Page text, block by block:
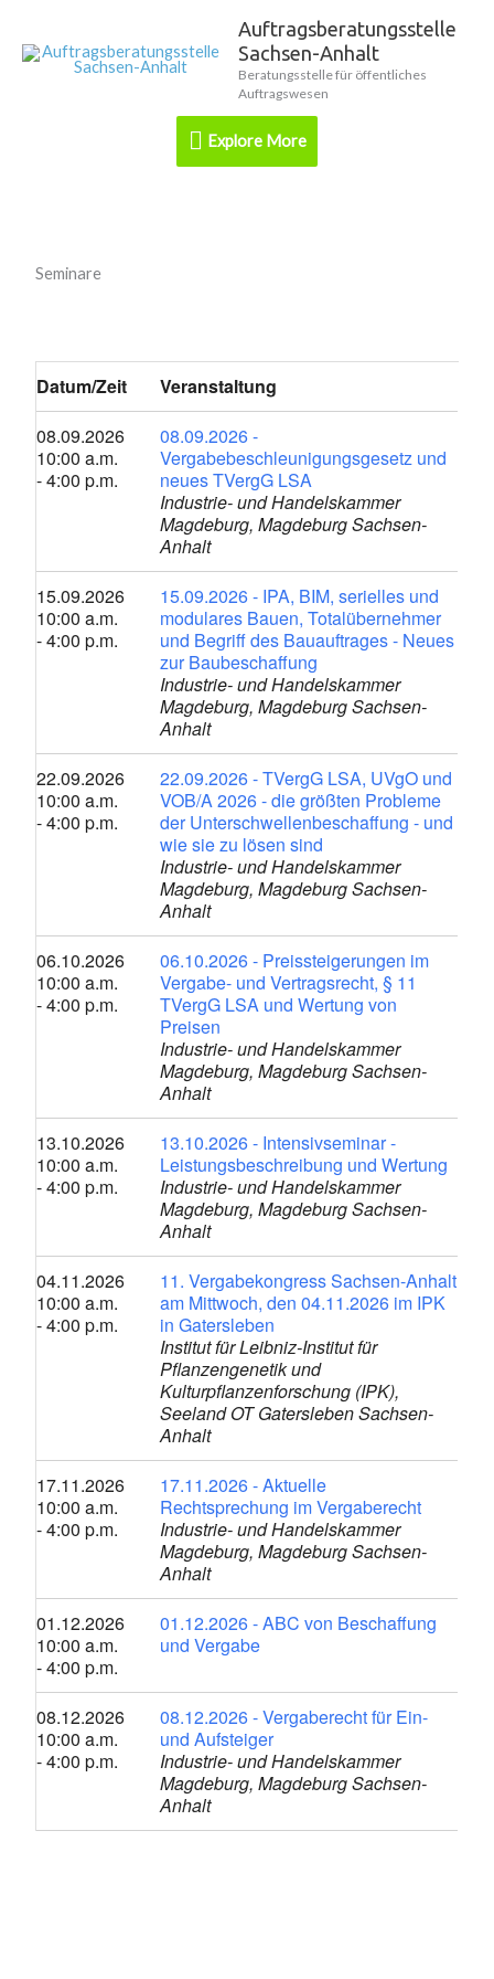
Inhalt
Auftragsberatungsstelle
Sachsen-Anhalt
Beratungsstelle für öffentliches
Auftragswesen
Explore
More
Explore More
Seminare
Datum/Zeit
Veranstaltung
08.09.2026
10:00 a.m.
- 4:00 p.m.
08.09.2026 -
Vergabebeschleunigungsgesetz und
neues TVergG LSA
Industrie- und Handelskammer
Magdeburg, Magdeburg Sachsen-
Anhalt
15.09.2026
10:00 a.m.
- 4:00 p.m.
15.09.2026 - IPA, BIM, serielles und
modulares Bauen, Totalübernehmer
und Begriff des Bauauftrages - Neues
zur Baubeschaffung
Industrie- und Handelskammer
Magdeburg, Magdeburg Sachsen-
Anhalt
22.09.2026
10:00 a.m.
- 4:00 p.m.
22.09.2026 - TVergG LSA, UVgO und
VOB/A 2026 - die größten Probleme
der Unterschwellenbeschaffung - und
wie sie zu lösen sind
Industrie- und Handelskammer
Magdeburg, Magdeburg Sachsen-
Anhalt
06.10.2026
10:00 a.m.
- 4:00 p.m.
06.10.2026 - Preissteigerungen im
Vergabe- und Vertragsrecht, § 11
TVergG LSA und Wertung von
Preisen
Industrie- und Handelskammer
Magdeburg, Magdeburg Sachsen-
Anhalt
13.10.2026
10:00 a.m.
- 4:00 p.m.
13.10.2026 - Intensivseminar -
Leistungsbeschreibung und Wertung
Industrie- und Handelskammer
Magdeburg, Magdeburg Sachsen-
Anhalt
04.11.2026
10:00 a.m.
- 4:00 p.m.
11. Vergabekongress Sachsen-Anhalt
am Mittwoch, den 04.11.2026 im IPK
in Gatersleben
Institut für Leibniz-Institut für
Pflanzengenetik und
Kulturpflanzenforschung (IPK),
Seeland OT Gatersleben Sachsen-
Anhalt
17.11.2026
10:00 a.m.
- 4:00 p.m.
17.11.2026 - Aktuelle
Rechtsprechung im Vergaberecht
Industrie- und Handelskammer
Magdeburg, Magdeburg Sachsen-
Anhalt
01.12.2026
10:00 a.m.
- 4:00 p.m.
01.12.2026 - ABC von Beschaffung
und Vergabe
08.12.2026
10:00 a.m.
- 4:00 p.m.
08.12.2026 - Vergaberecht für Ein-
und Aufsteiger
Industrie- und Handelskammer
Magdeburg, Magdeburg Sachsen-
Anhalt